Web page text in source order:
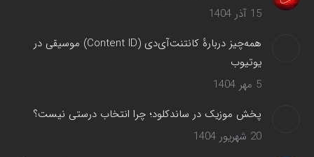
15 آذر 1404
همه‌چیز دربارهٔ کانتنت‌آی‌دی (Content ID) موسیقی در
یوتیوب
5 مهر 1404
پخش موزیک در ساندکلود؛ چرا انتخاب درستی نیست؟
20 شهریور 1404